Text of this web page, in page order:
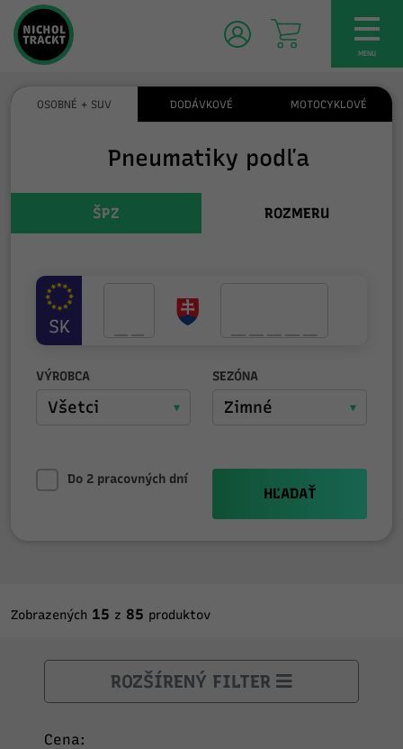
MENU
OSOBNÉ + SUV DODÁVKOVÉ MOTOCYKLOVÉ
Pneumatiky podľa
ŠPZ ROZMERU
SK
VÝROBCA SEZÓNA
Do 2 pracovných dní
HĽADAŤ
Zobrazených 15 z 85 produktov
ROZŠÍRENÝ FILTER
Cena: